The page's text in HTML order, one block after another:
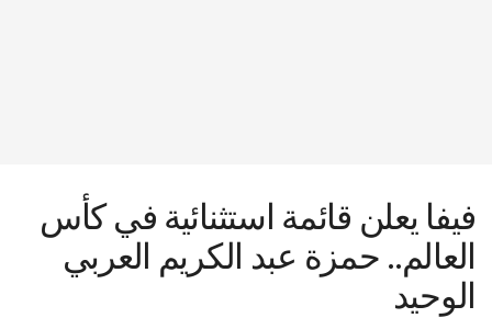
فيفا يعلن قائمة استثنائية في كأس
العالم.. حمزة عبد الكريم العربي
الوحيد